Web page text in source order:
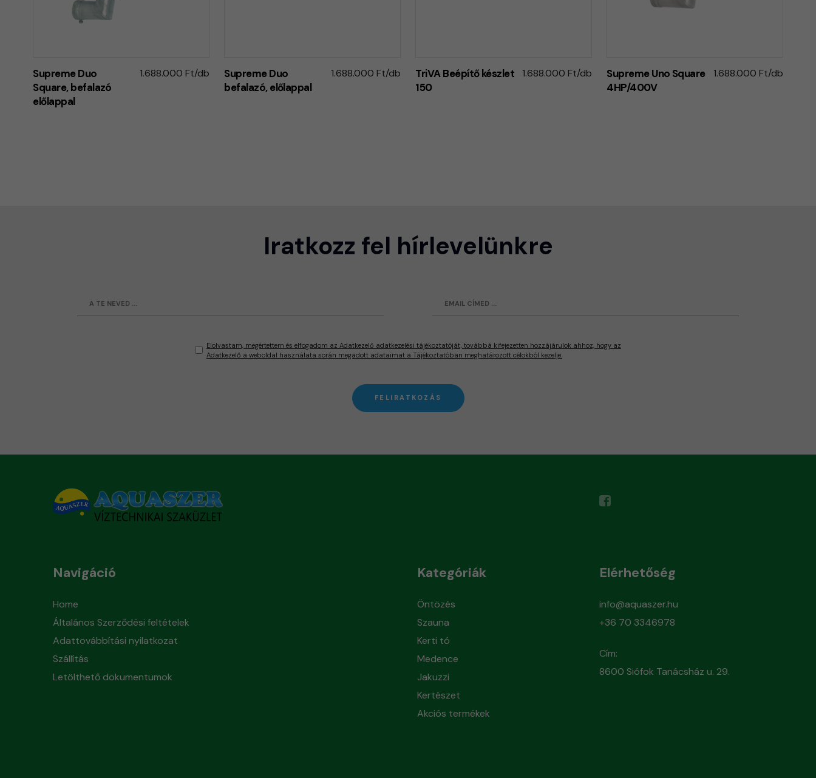
Supreme Duo
Square, befalazó
előlappal
1.688.000 Ft/db
Supreme Duo
befalazó, előlappal
1.688.000 Ft/db
TriVA Beépítő készlet
150
1.688.000 Ft/db
Supreme Uno Square
4HP/400V
1.688.000 Ft/db
Iratkozz fel hírlevelünkre
Elolvastam, megértettem és elfogadom az Adatkezelő adatkezelési tájékoztatóját, továbbá kifejezetten hozzájárulok ahhoz, hogy az
Adatkezelő a weboldal használata során megadott adataimat a Tájékoztatóban meghatározott célokból kezelje.
FELIRATKOZÁS
Navigáció
Home
Általános Szerződési feltételek
Adattovábbítási nyilatkozat
Szállítás
Letölthető dokumentumok
Kategóriák
Öntözés
Szauna
Kerti tó
Medence
Jakuzzi
Kertészet
Akciós termékek
Elérhetőség
info@aquaszer.hu
+36 70 3346978
Cím:
8600 Siófok Tanácsház u. 29.